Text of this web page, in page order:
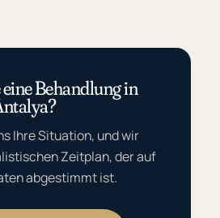
Behandlung in
Ihre Situation, und wir
Zeitplan, der auf
abgestimmt ist.